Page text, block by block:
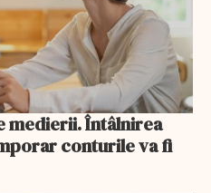
medierii. Întâlnirea
conturile va fi